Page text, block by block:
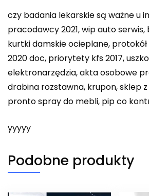
czy badania lekarskie są ważne u
pracodawcy 2021, wip auto
kurtki damskie ocieplane,
2020 doc, priorytety kfs 2017,
elektronarzędzia, akta osobowe
drabina rozstawna, krupon, sklep
pronto spray do mebli, pip co
yyyyy
Podobne produkty